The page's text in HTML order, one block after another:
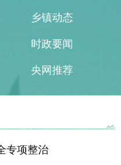
乡镇动态
时政要闻
央网推荐
专项整治